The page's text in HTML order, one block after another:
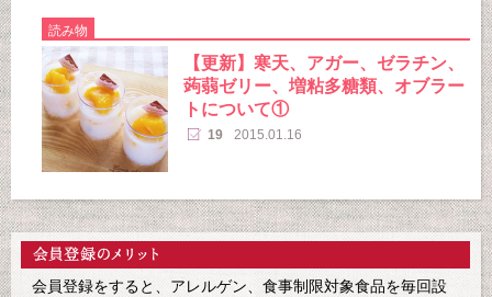
読み物
【更新】寒天、アガー、ゼラチン、
蒟蒻ゼリー、増粘多糖類、オブラー
トについて①
19 2015.01.16
会員登録をすると、アレルゲン、食事制限対象食品を毎回設